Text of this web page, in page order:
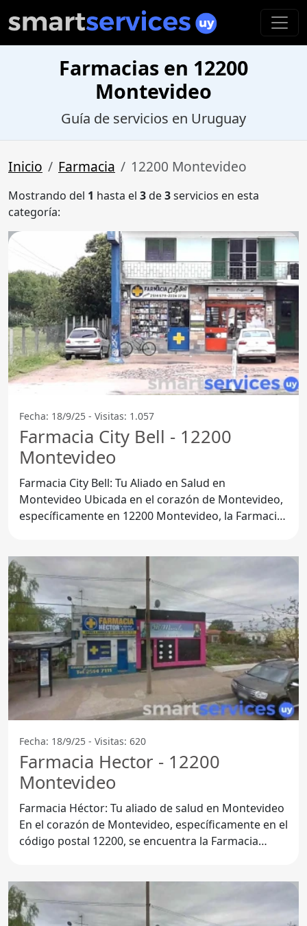
Farmacias en 12200
Montevideo
Guía de servicios en Uruguay
Inicio Farmacia 12200 Montevideo
Mostrando del 1 hasta el 3de3servicios en esta
categoría:
Fecha: 18/9/25 - Visitas: 1.057
Farmacia City Bell - 12200
Montevideo
Farmacia City Bell: Tu Aliado en Salud en
Montevideo Ubicada en el corazón de Montevideo,
específicamente en 12200 Montevideo, la Farmacia
Fecha: 18/9/25 - Visitas: 620
Farmacia Hector - 12200
Montevideo
Farmacia Héctor: Tu aliado de salud en Montevideo
En el corazón de Montevideo, específicamente en el
código postal 12200, se encuentra la Farmacia